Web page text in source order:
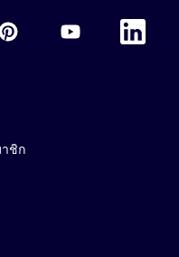
Accor PinterestAccor Youtube
Accor
ชิก